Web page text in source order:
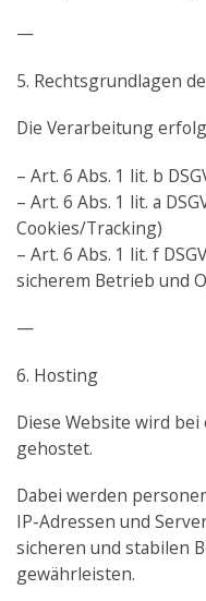
—
5. Rechtsgrundlagen
Die Verarbeitung
– Art. 6 Abs. 1 lit. b
– Art. 6 Abs. 1 lit. a
Cookies/Tracking)
– Art. 6 Abs. 1 lit. f
sicherem Betrieb und
—
6. Hosting
Diese Website wird
gehostet.
Dabei werden
IP-Adressen und
sicheren und stabilen
gewährleisten.